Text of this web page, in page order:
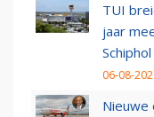
TUI
jaar
Schiphol
06-08-
Nieuwe